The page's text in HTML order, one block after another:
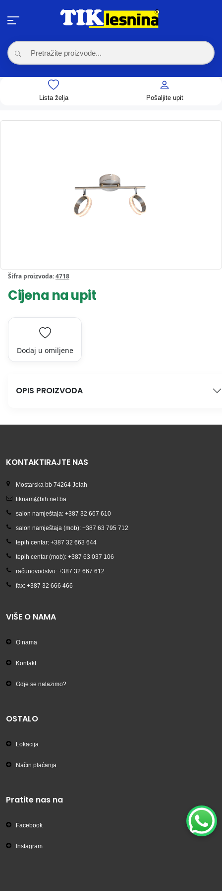
Lista želja Pošaljite upit
Šifra proizvoda:4718
Cijena na upit
Dodaj u omiljene
OPIS PROIZVODA
KONTAKTIRAJTE NAS
Mostarska bb 74264 Jelah
tiknam@bih.net.ba
salon namještaja: +387 32 667 610
salon namještaja (mob): +387 63 795 712
tepih centar: +387 32 663 644
tepih centar (mob): +387 63 037 106
računovodstvo: +387 32 667 612
fax: +387 32 666 466
VIŠE O NAMA
O nama
Kontakt
Gdje se nalazimo?
OSTALO
Lokacija
Način plaćanja
Pratite nas na
Facebook
Instagram